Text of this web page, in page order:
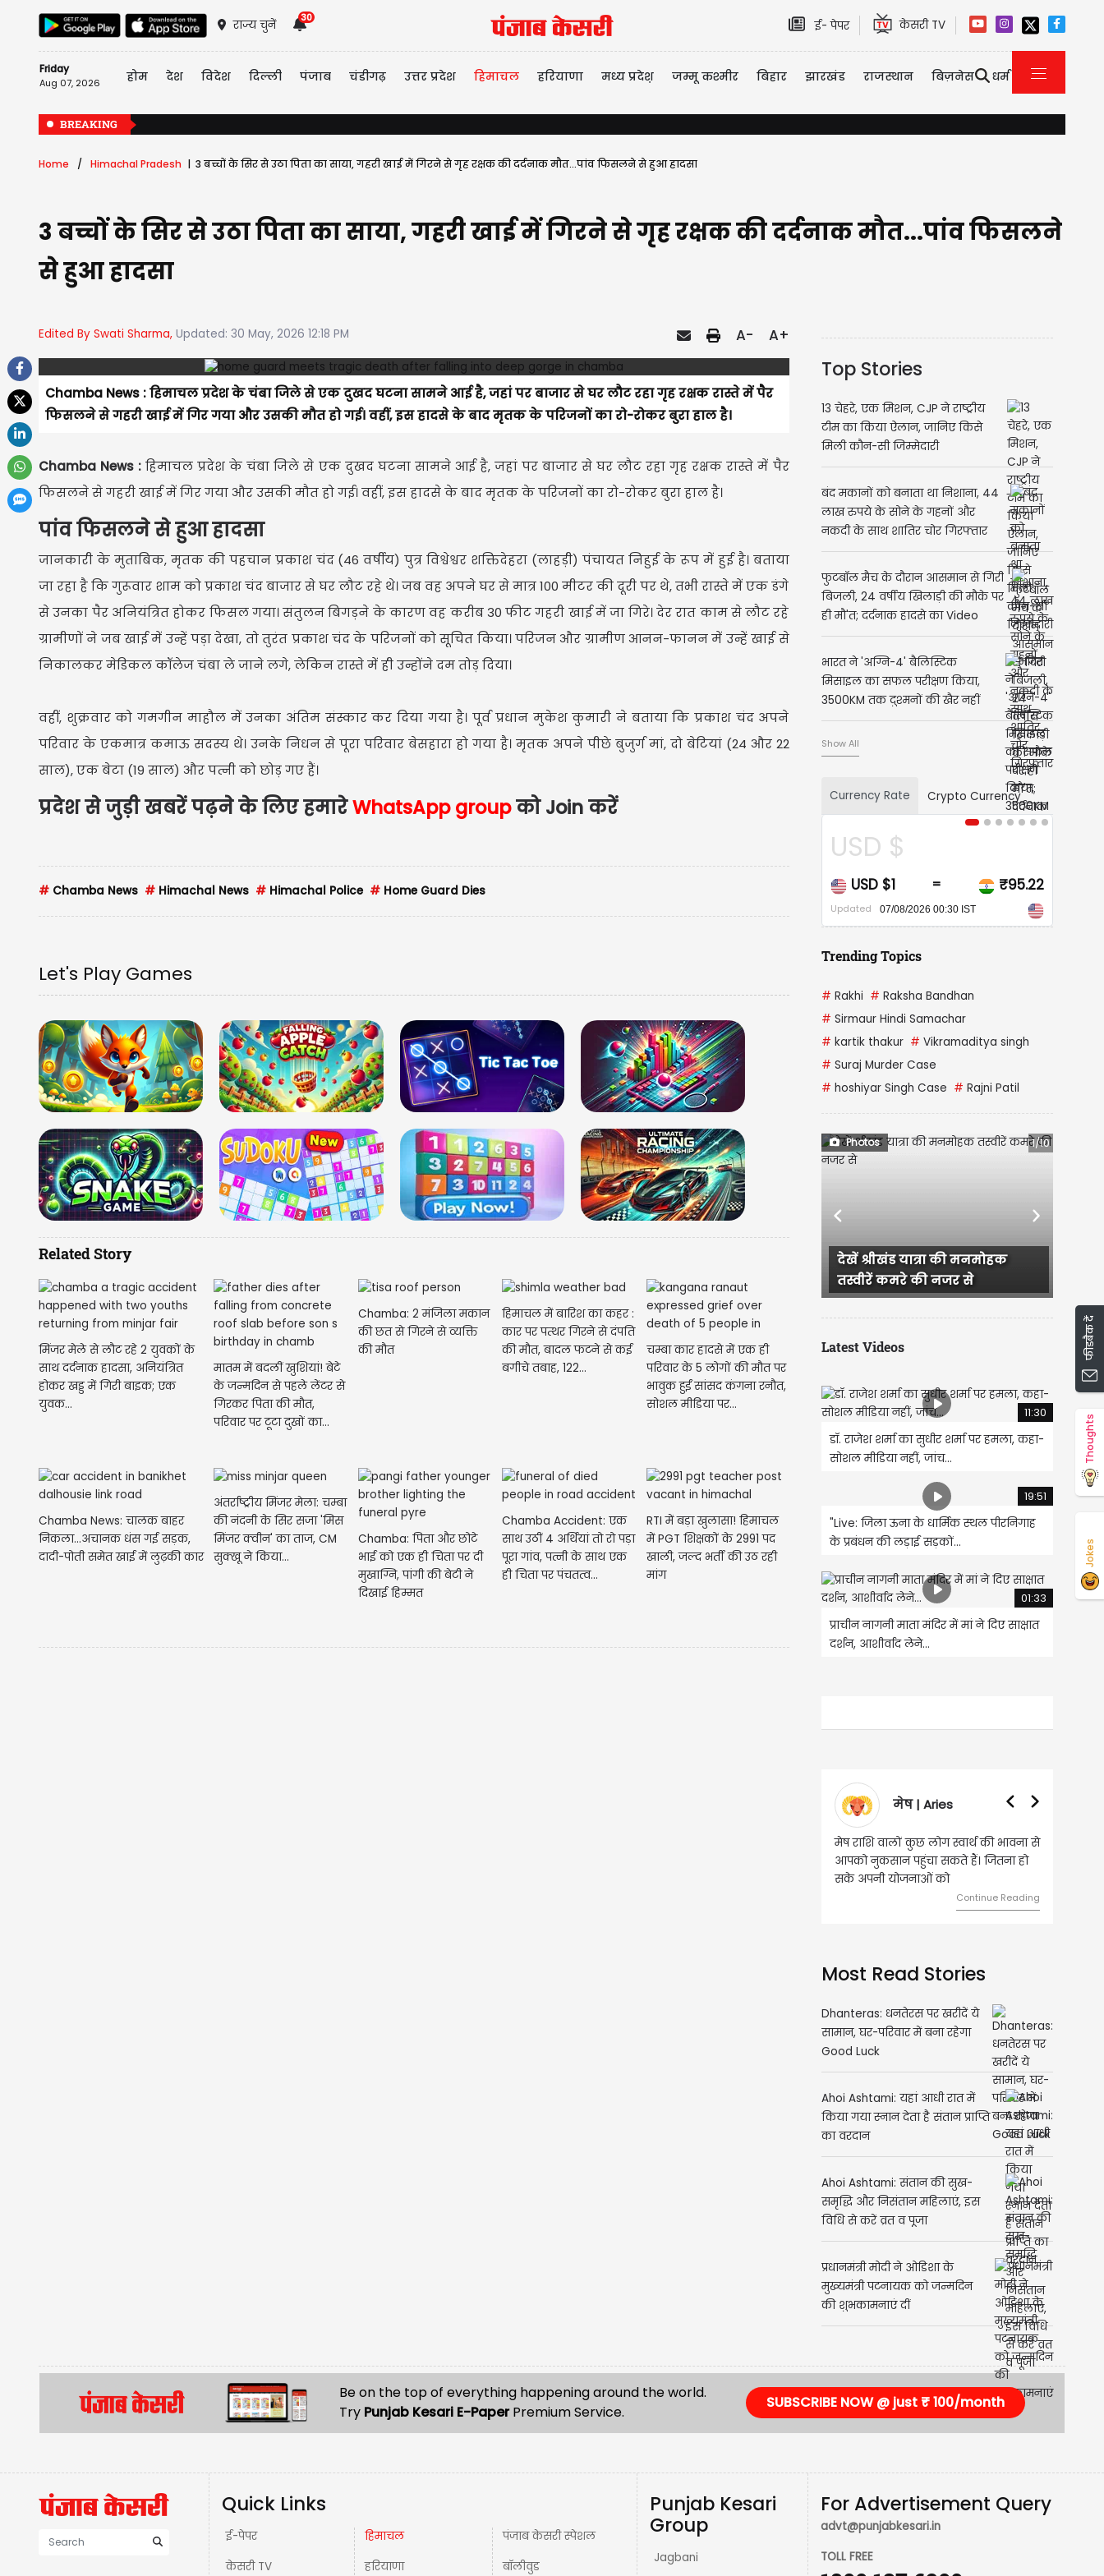
राज्य चुनें
30
ई- पेपर केसरी TV
Friday
Aug 07, 2026 होम देश विदेश दिल्ली पंजाब चंडीगढ़ उत्तर प्रदेश हिमाचल हरियाणा मध्य प्रदेश़ जम्मू कश्मीर बिहार झारखंड राजस्थान बिज़नेस धर्म
BREAKING
Home Himachal Pradesh 3 बच्चों के सिर से उठा पिता का साया, गहरी खाई में गिरने से गृह रक्षक की दर्दनाक मौत...पांव फिसलने से हुआ हादसा
3 बच्चों के सिर से उठा पिता का साया, गहरी खाई में गिरने से गृह रक्षक की दर्दनाक मौत...पांव फिसलने
से हुआ हादसा
Edited By Swati Sharma, Updated: 30 May, 2026 12:18 PM A- A+
Chamba News : हिमाचल प्रदेश के चंबा जिले से एक दुखद घटना सामने आई है, जहां पर बाजार से घर लौट रहा गृह रक्षक रास्ते में पैर
फिसलने से गहरी खाई में गिर गया और उसकी मौत हो गई। वहीं, इस हादसे के बाद मृतक के परिजनों का रो-रोकर बुरा हाल है।
Chamba News : हिमाचल प्रदेश के चंबा जिले से एक दुखद घटना सामने आई है, जहां पर बाजार से घर लौट रहा गृह रक्षक रास्ते में पैर
फिसलने से गहरी खाई में गिर गया और उसकी मौत हो गई। वहीं, इस हादसे के बाद मृतक के परिजनों का रो-रोकर बुरा हाल है।
पांव फिसलने से हुआ हादसा
जानकारी के मुताबिक, मृतक की पहचान प्रकाश चंद (46 वर्षीय) पुत्र विश्वेश्वर शक्तिदेहरा (लाहड़ी) पंचायत निहुई के रूप में हुई है। बताया
जा रहा है कि गुरूवार शाम को प्रकाश चंद बाजार से घर लौट रहे थे। जब वह अपने घर से मात्र 100 मीटर की दूरी पर थे, तभी रास्ते में एक डंगे
से उनका पैर अनियंत्रित होकर फिसल गया। संतुलन बिगड़ने के कारण वह करीब 30 फीट गहरी खाई में जा गिरे। देर रात काम से लौट रहे
ग्रामीणों ने जब खाई में उन्हें पड़ा देखा, तो तुरंत प्रकाश चंद के परिजनों को सूचित किया। परिजन और ग्रामीण आनन-फानन में उन्हें खाई से
निकालकर मेडिकल कॉलेज चंबा ले जाने लगे, लेकिन रास्ते में ही उन्होंने दम तोड़ दिया।
वहीं, शुक्रवार को गमगीन माहौल में उनका अंतिम संस्कार कर दिया गया है। पूर्व प्रधान मुकेश कुमारी ने बताया कि प्रकाश चंद अपने
परिवार के एकमात्र कमाऊ सदस्य थे। उनके निधन से पूरा परिवार बेसहारा हो गया है। मृतक अपने पीछे बुजुर्ग मां, दो बेटियां (24 और 22
साल), एक बेटा (19 साल) और पत्नी को छोड़ गए हैं।
प्रदेश से जुड़ी खबरें पढ़ने के लिए हमारेWhatsApp groupको Join करें
# Chamba News # Himachal News # Himachal Police # Home Guard Dies
Let's Play Games
Related Story
मिंजर मेले से लौट रहे 2 युवकों के
साथ दर्दनाक हादसा, अनियंत्रित
होकर खड्ड में गिरी बाइक; एक
युवक...
मातम में बदलीं खुशियां! बेटे
के जन्मदिन से पहले लेंटर से
गिरकर पिता की मौत,
परिवार पर टूटा दुखों का...
Chamba: 2 मंजिला मकान
की छत से गिरने से व्यक्ति
की मौत
हिमाचल में बारिश का कहर :
कार पर पत्थर गिरने से दंपति
की मौत, बादल फटने से कई
बगीचे तबाह, 122...
चम्बा कार हादसे में एक ही
परिवार के 5 लोगों की मौत पर
भावुक हुईं सांसद कंगना रनौत,
सोशल मीडिया पर...
Chamba News: चालक बाहर
निकला...अचानक धंस गई सड़क,
दादी-पोती समेत खाई में लुढ़की कार
अंतर्राष्ट्रीय मिंजर मेला: चम्बा
की नंदनी के सिर सजा 'मिस
मिंजर क्वीन' का ताज, CM
सुक्खू ने किया...
Chamba: पिता और छोटे
भाई को एक ही चिता पर दी
मुखाग्नि, पांगी की बेटी ने
दिखाई हिम्मत
Chamba Accident: एक
साथ उठीं 4 अर्थियां तो रो पड़ा
पूरा गांव, पत्नी के साथ एक
ही चिता पर पंचतत्व...
RTI में बड़ा खुलासा! हिमाचल
में PGT शिक्षकों के 2991 पद
खाली, जल्द भर्ती की उठ रही
मांग
Top Stories
13 चेहरे, एक मिशन, CJP ने राष्ट्रीय
टीम का किया ऐलान, जानिए किसे
मिली कौन-सी जिम्मेदारी
बंद मकानों को बनाता था निशाना, 44
लाख रुपये के सोने के गहनों और
नकदी के साथ शातिर चोर गिरफ्तार
फुटबॉल मैच के दौरान आसमान से गिरी
बिजली, 24 वर्षीय खिलाड़ी की मौके पर
ही मौ'त; दर्दनाक हादसे का Video
वायरल
भारत ने 'अग्नि-4' बैलिस्टिक
मिसाइल का सफल परीक्षण किया,
3500KM तक दुश्मनों की खैर नहीं
Show All
Currency Rate Crypto Currency
₹95.22
07/08/2026 00:30 IST
CAD $1 =
Updated 07/08/2026 00:30 IST
Trending Topics
# Rakhi # Raksha Bandhan
# Sirmaur Hindi Samachar
# kartik thakur # Vikramaditya singh
# Suraj Murder Case
# hoshiyar Singh Case # Rajni Patil
Photos 1/10
देखें श्रीखंड यात्रा की मनमोहक
तस्वीरें कमरे की नजर से
अंतर्राष्ट्रीय कुल्लू दशहरा
रंग तस्वीरों के संग
Previous Next
Latest Videos
11:30
डॉ. राजेश शर्मा का सुधीर शर्मा पर हमला, कहा-
सोशल मीडिया नहीं, जांच...
19:51
"Live: जिला ऊना के धार्मिक स्थल पीरनिगाह
के प्रबंधन की लड़ाई सड़कों...
01:33
प्राचीन नागनी माता मंदिर में मां ने दिए साक्षात
दर्शन, आशीर्वाद लेने...
मेष | Aries
मेष राशि वालों कुछ लोग स्वार्थ की भावना से
आपको नुकसान पहुंचा सकते हैं। जितना हो
सके अपनी योजनाओं को
वृषभ | Taurus
वृष राशि वालों आय के स्त्रोत बढ़ने
हुए कार्यों में गति आएगी। युवा वर्ग
को लेकर ज्यादा फोकस रहेंगे।
Most Read Stories
Dhanteras: धनतेरस पर खरीदें ये
सामान, घर-परिवार में बना रहेगा
Good Luck
Ahoi Ashtami: यहां आधी रात में
किया गया स्नान देता है संतान प्राप्ति
का वरदान
Ahoi Ashtami: संतान की सुख-
समृद्धि और निसंतान महिलाएं, इस
विधि से करें व्रत व पूजा
प्रधानमंत्री मोदी ने ओडिशा के
मुख्यमंत्री पटनायक को जन्मदिन
की शुभकामनाएं दीं
Be on the top of everything happening around the world.
Try Punjab Kesari E-PaperPremium Service.
SUBSCRIBE NOW @ just ₹ 100/month
Quick Links
ई-पेपर
केसरी TV
हिमाचल
हरियाणा
पंजाब केसरी स्पेशल
बॉलीवुड
Punjab Kesari
Group
Jagbani
For Advertisement Query
advt@punjabkesari.in
TOLL FREE
फीडबैक दें
Thoughts
Jokes